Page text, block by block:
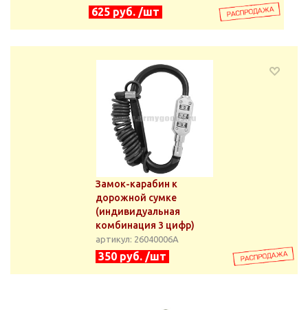
625 руб. /шт
Замок-карабин к
дорожной сумке
(индивидуальная
комбинация 3 цифр)
артикул: 26040006А
350 руб. /шт